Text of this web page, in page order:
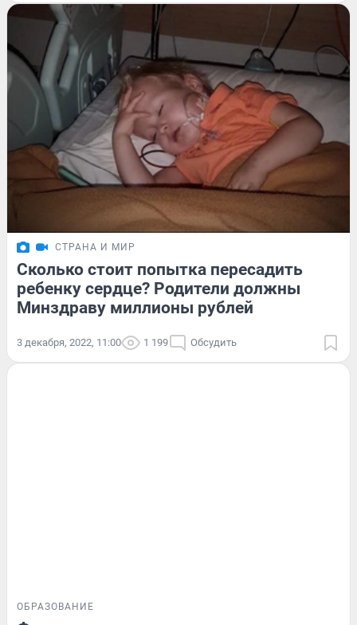
СТРАНА И МИР
Сколько стоит попытка пересадить
ребенку сердце? Родители должны
Минздраву миллионы рублей
3 декабря, 2022, 11:00 1 199 Обсудить
ОБРАЗОВАНИЕ